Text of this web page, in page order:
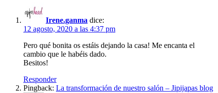
Irene.ganma dice:
12 agosto, 2020 a las 4:37 pm
Pero qué bonita os estáis dejando la casa! Me encanta el
cambio que le habéis dado.
Besitos!
Responder
Pingback: La transformación de nuestro salón – Jipijapas blog